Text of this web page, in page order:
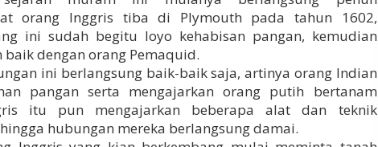
orang Inggris tiba di Plymouth pada tahun 1602,
ini sudah begitu loyo kehabisan pangan, kemudian
dengan orang Pemaquid.
ini berlangsung baik-baik saja, artinya orang Indian
pangan serta mengajarkan orang putih bertanam
itu pun mengajarkan beberapa alat dan teknik
hubungan mereka berlangsung damai.